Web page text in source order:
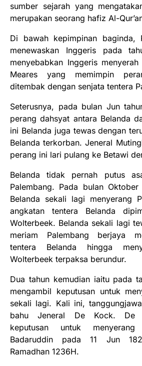
sumber sejarah yang
merupakan seorang hafiz Al-
Di bawah kepimpinan baginda,
menewaskan Inggeris pada
menyebabkan Inggeris
Meares yang memimpin
ditembak dengan senjata tentera
Seterusnya, pada bulan Jun
perang dahsyat antara Belanda
ini Belanda juga tewas dengan
Belanda terkorban. Jeneral
perang ini lari pulang ke Betawi
Belanda tidak pernah putus
Palembang. Pada bulan
Belanda sekali lagi menyerang
angkatan tentera Belanda
Wolterbeek. Belanda sekali lagi
meriam Palembang berjaya
tentera Belanda hingga
Wolterbeek terpaksa berundur.
Dua tahun kemudian iaitu pada
mengambil keputusan untuk
sekali lagi. Kali ini,
bahu Jeneral De Kock. De
keputusan untuk
Badaruddin pada 11 Jun
Ramadhan 1236H.